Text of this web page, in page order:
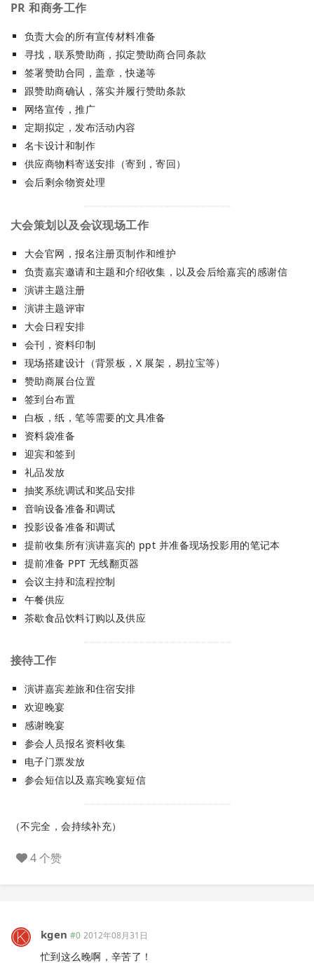
PR 和商务工作
负责大会的所有宣传材料准备
寻找，联系赞助商，拟定赞助商合同条款
签署赞助合同，盖章，快递等
跟赞助商确认，落实并履行赞助条款
网络宣传，推广
定期拟定，发布活动内容
名卡设计和制作
供应商物料寄送安排（寄到，寄回）
会后剩余物资处理
大会策划以及会议现场工作
大会官网，报名注册页制作和维护
负责嘉宾邀请和主题和介绍收集，以及会后给嘉宾的感谢信
演讲主题注册
演讲主题评审
大会日程安排
会刊，资料印制
现场搭建设计（背景板，X 展架，易拉宝等）
赞助商展台位置
签到台布置
白板，纸，笔等需要的文具准备
资料袋准备
迎宾和签到
礼品发放
抽奖系统调试和奖品安排
音响设备准备和调试
投影设备准备和调试
提前收集所有演讲嘉宾的 ppt 并准备现场投影用的笔记本
提前准备 PPT 无线翻页器
会议主持和流程控制
午餐供应
茶歇食品饮料订购以及供应
接待工作
演讲嘉宾差旅和住宿安排
欢迎晚宴
感谢晚宴
参会人员报名资料收集
电子门票发放
参会短信以及嘉宾晚宴短信
（不完全，会持续补充）
4 个赞
kgen #0 2012年08月31日
忙到这么晚啊，辛苦了！